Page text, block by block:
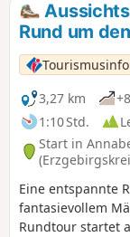
Rund um
3,27 km
1:10 Std.
Start in
Eine entspannte
fantasievollem
Rundtour startet